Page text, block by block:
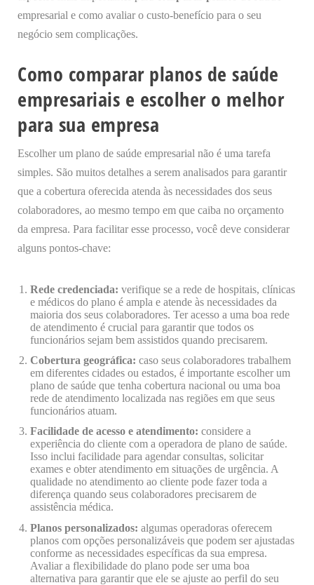
empresarial e como avaliar o custo-benefício para o seu
negócio sem complicações.
Como comparar planos de saúde
empresariais e escolher o melhor
para sua empresa
Escolher um plano de saúde empresarial não é uma tarefa
simples. São muitos detalhes a serem analisados para garantir
que a cobertura oferecida atenda às necessidades dos seus
colaboradores, ao mesmo tempo em que caiba no orçamento
da empresa. Para facilitar esse processo, você deve considerar
alguns pontos-chave:
Rede credenciada: verifique se a rede de hospitais, clínicas
e médicos do plano é ampla e atende às necessidades da
maioria dos seus colaboradores. Ter acesso a uma boa rede
de atendimento é crucial para garantir que todos os
funcionários sejam bem assistidos quando precisarem.
Cobertura geográfica: caso seus colaboradores trabalhem
em diferentes cidades ou estados, é importante escolher um
plano de saúde que tenha cobertura nacional ou uma boa
rede de atendimento localizada nas regiões em que seus
funcionários atuam.
Facilidade de acesso e atendimento: considere a
experiência do cliente com a operadora de plano de saúde.
Isso inclui facilidade para agendar consultas, solicitar
exames e obter atendimento em situações de urgência. A
qualidade no atendimento ao cliente pode fazer toda a
diferença quando seus colaboradores precisarem de
assistência médica.
Planos personalizados: algumas operadoras oferecem
planos com opções personalizáveis que podem ser ajustadas
conforme as necessidades específicas da sua empresa.
Avaliar a flexibilidade do plano pode ser uma boa
alternativa para garantir que ele se ajuste ao perfil do seu